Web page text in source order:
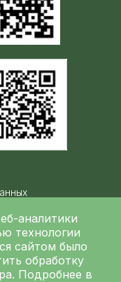
аналитики
технологии
сайтом было
обработку
Подробнее в